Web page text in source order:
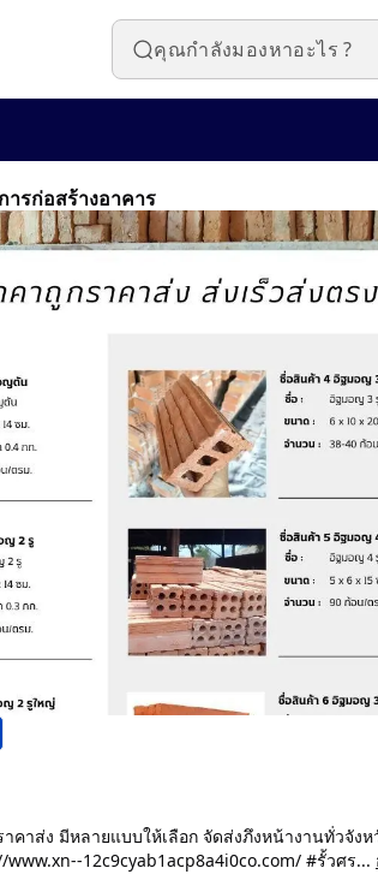
การก่อสร้างอาคาร
าส่ง มีหลายแบบให้เลือก จัดส่งภึงหน้างานทั่วจัง
12c9cyab1acp8a4i0co.com/ #รั้วศร...